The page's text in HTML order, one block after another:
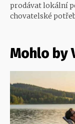
prodávat lokální
chovatelské
Mohlo by